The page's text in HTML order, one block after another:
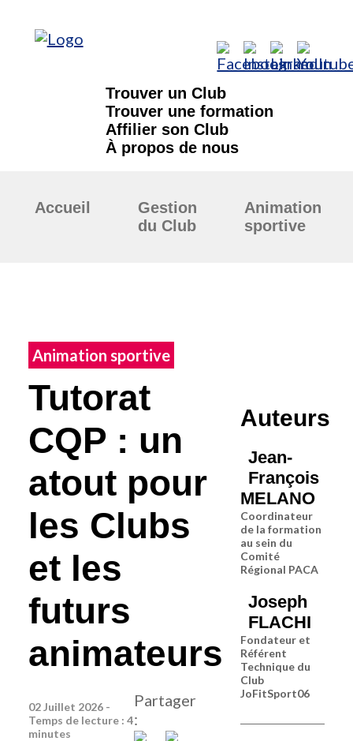
Trouver un Club
Trouver une formation
Affilier son Club
À propos de nous
Accueil
Gestion
du Club
Animation
sportive
Animation sportive
Tutorat
CQP : un
atout pour
les Clubs
et les
futurs
animateurs
02 Juillet 2026 -
Temps de lecture : 4
minutes
Partager
:
Auteurs
Jean-
François
MELANO
Coordinateur
de la formation
au sein du
Comité
Régional PACA
Joseph
FLACHI
Fondateur et
Référent
Technique du
Club
JoFitSport06